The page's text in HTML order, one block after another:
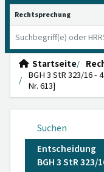
HRRS durchsuchen
Startseite
BGH 3 StR 323/16 -
Nr. 613]
Suchen
Entscheidung
BGH 3 StR 323/